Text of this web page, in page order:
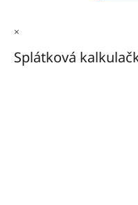
×
Splátková